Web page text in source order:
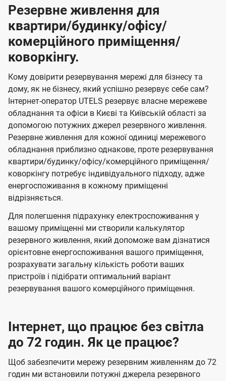
Резервне живлення для
квартири/будинку/офісу/
комерційного приміщення/
коворкінгу.
Кому довірити резервування мережі для бізнесу та
дому, як не бізнесу, який успішно резервує себе сам?
Інтернет-оператор UTELS резервує власне мережеве
обладнання та офіси в Києві та Київській області за
допомогою потужних джерел резервного живлення.
Резервне живлення для кожної одиниці мережевого
обладнання приблизно однакове, проте резервування
квартири/будинку/офісу/комерційного приміщення/
коворкінгу потребує індивідуального підходу, адже
енергоспоживання в кожному приміщенні
відрізняється.
Для полегшення підрахунку електроспоживання у
вашому приміщенні ми створили калькулятор
резервного живлення, який допоможе вам дізнатися
орієнтовне енергоспоживання вашого приміщення,
розрахувати загальну кількість роботи ваших
пристроїв і підібрати оптимальний варіант
резервування вашого комерційного приміщення.
Інтернет, що працює без світла
до 72 годин. Як це працює?
Щоб забезпечити мережу резервним живленням до 72
годин ми встановили потужні джерела резервного